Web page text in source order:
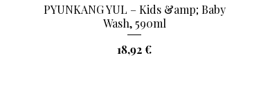
Aperçu rapide
PYUNKANG YUL – Kids &amp; Baby
Wash, 590ml
Prix
18,92 €